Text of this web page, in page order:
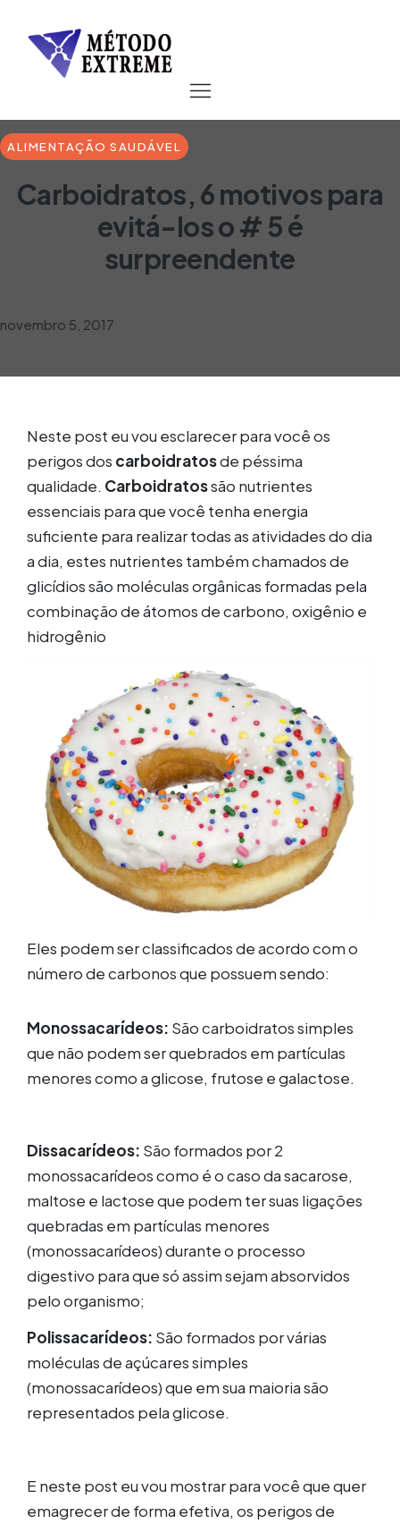
ALIMENTAÇÃO SAUDÁVEL
Carboidratos, 6 motivos para
evitá-los o # 5 é
surpreendente
novembro 5, 2017
Neste post eu vou esclarecer para você os
perigos dos carboidratosde péssima
qualidade. Carboidratossão nutrientes
essenciais para que você tenha energia
suficiente para realizar todas as atividades do dia
a dia, estes nutrientes também chamados de
glicídios são moléculas orgânicas formadas pela
combinação de átomos de carbono, oxigênio e
hidrogênio
Eles podem ser classificados de acordo com o
número de carbonos que possuem sendo:
Monossacarídeos: São carboidratos simples
que não podem ser quebrados em partículas
menores como a glicose, frutose e galactose.
Dissacarídeos: São formados por 2
monossacarídeos como é o caso da sacarose,
maltose e lactose que podem ter suas ligações
quebradas em partículas menores
(monossacarídeos) durante o processo
digestivo para que só assim sejam absorvidos
pelo organismo;
Polissacarídeos: São formados por várias
moléculas de açúcares simples
(monossacarídeos) que em sua maioria são
representados pela glicose.
E neste post eu vou mostrar para você que quer
emagrecer de forma efetiva, os perigos de